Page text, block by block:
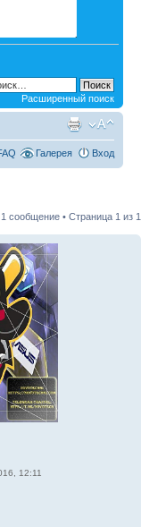
Расширенный поиск
Галерея Вход
1 сообщение • Страница 1 из 1
12:11